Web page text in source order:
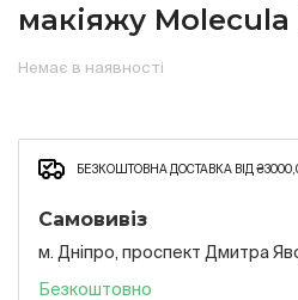
макіяжу
Немає в наявності
БЕЗКОШТОВНА ДОСТАВКА ВІД
Самовивіз
м. Дніпро, проспект Дмитра
Безкоштовно